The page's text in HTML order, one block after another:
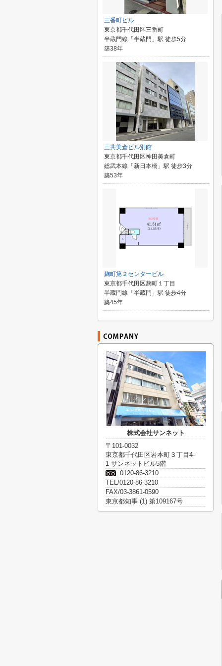
三番町ビル
東京都千代田区三番町
半蔵門線「半蔵門」駅 徒歩5分
築38年
三共美倉ビル別館
東京都千代田区神田美倉町
総武本線「新日本橋」駅 徒歩3分
築53年
麹町第２センタービル
東京都千代田区麹町１丁目
半蔵門線「半蔵門」駅 徒歩4分
築45年
株式会社サンネット
〒101-0032
東京都千代田区岩本町３丁目4-
1 サンネットビル5階
0120-86-3210
TEL/0120-86-3210
FAX/03-3861-0590
東京都知事 (1) 第109167号